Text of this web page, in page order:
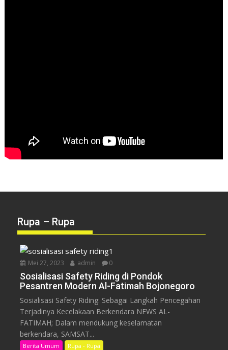
Rupa – Rupa
Mei 27, 2023 admin 0
Sosialisasi Safety Riding di Pondok
Pesantren Modern Al-Fatimah Bojonegoro
Sosialisasi Safety Riding: Sebagai Langkah Pencegahan
Terjadinya Kecelakaan Berkendara NEWS AL-
FATIMAH; Dalam mendukung keselamatan
berkendara, SAMSAT...
Berita Umum Rupa - Rupa